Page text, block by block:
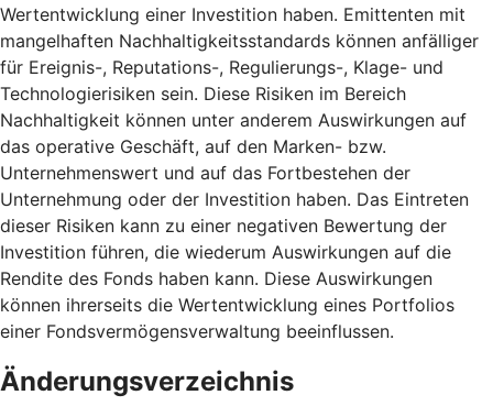
Wertentwicklung einer Investition haben. Emittenten mit
mangelhaften Nachhaltigkeitsstandards können anfälliger
für Ereignis-, Reputations-, Regulierungs-, Klage- und
Technologierisiken sein. Diese Risiken im Bereich
Nachhaltigkeit können unter anderem Auswirkungen auf
das operative Geschäft, auf den Marken- bzw.
Unternehmenswert und auf das Fortbestehen der
Unternehmung oder der Investition haben. Das Eintreten
dieser Risiken kann zu einer negativen Bewertung der
Investition führen, die wiederum Auswirkungen auf die
Rendite des Fonds haben kann. Diese Auswirkungen
können ihrerseits die Wertentwicklung eines Portfolios
einer Fondsvermögensverwaltung beeinflussen.
Änderungsverzeichnis